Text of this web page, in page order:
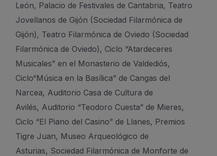
León, Palacio de Festivales de Cantabria, Teatro
Jovellanos de Gijón (Sociedad Filarmónica de
Gijón), Teatro Filarmónica de Oviedo (Sociedad
Filarmónica de Oviedo), Ciclo “Atardeceres
Musicales” en el Monasterio de Valdediós,
Ciclo“Música en la Basílica” de Cangas del
Narcea, Auditorio Casa de Cultura de
Avilés, Auditorio “Teodoro Cuesta” de Mieres,
Ciclo “El Piano del Casino” de Llanes, Premios
Tigre Juan, Museo Arqueológico de
Asturias, Sociedad Filarmónica de Monforte de